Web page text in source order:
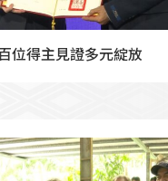
位得主見證多元綻放